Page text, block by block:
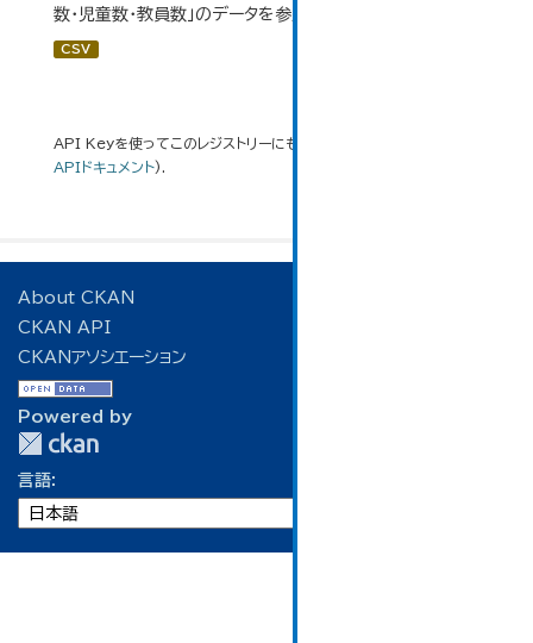
数・児童数・教員数」のデータを参照しています。
CSV
API Keyを使ってこのレジストリーにもアクセス可能です
APIドキュメント).
About CKAN
CKAN API
CKANアソシエーション
Powered by
言語